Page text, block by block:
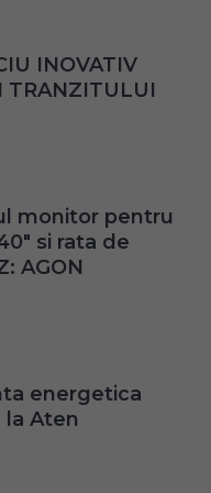
INOVATIV
TRANZITULUI
monitor pentru
si rata de
AGON
energetica
la Aten